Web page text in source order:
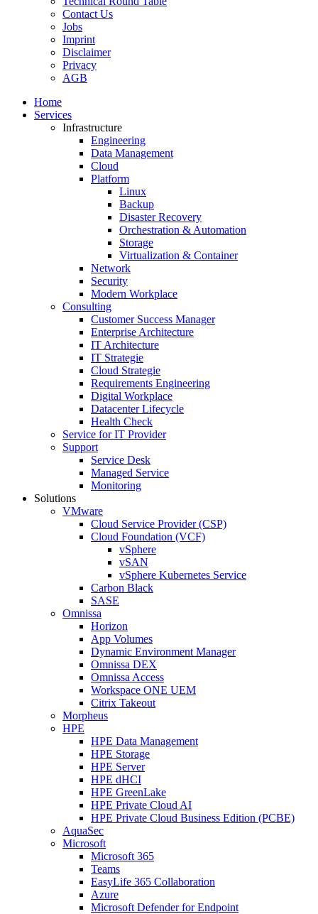
Contact Us
Jobs
Imprint
Disclaimer
Privacy
AGB
Home
Services
Infrastructure
Engineering
Data Management
Cloud
Platform
Linux
Backup
Disaster Recovery
Orchestration & Automation
Storage
Virtualization & Container
Network
Security
Modern Workplace
Consulting
Customer Success Manager
Enterprise Architecture
IT Architecture
IT Strategie
Cloud Strategie
Requirements Engineering
Digital Workplace
Datacenter Lifecycle
Health Check
Service for IT Provider
Support
Service Desk
Managed Service
Monitoring
Solutions
VMware
Cloud Service Provider (CSP)
Cloud Foundation (VCF)
vSphere
vSAN
vSphere Kubernetes Service
Carbon Black
SASE
Omnissa
Horizon
App Volumes
Dynamic Environment Manager
Omnissa DEX
Omnissa Access
Workspace ONE UEM
Citrix Takeout
Morpheus
HPE
HPE Data Management
HPE Storage
HPE Server
HPE dHCI
HPE GreenLake
HPE Private Cloud AI
HPE Private Cloud Business Edition (PCBE)
AquaSec
Microsoft
Microsoft 365
Teams
EasyLife 365 Collaboration
Azure
Microsoft Defender for Endpoint